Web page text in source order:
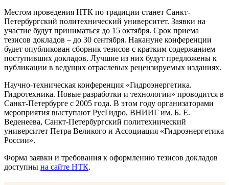
Местом проведения НТК по традиции станет Санкт-
Петербургский политехнический университет. Заявки на
участие будут приниматься до 15 октября. Срок приема
тезисов докладов – до 30 сентября. Накануне конференции
будет опуб­ликован сборник тезисов с кратким содержанием
поступивших докладов. Лучшие из них будут предложены к
публикации в ведущих отраслевых рецензируемых изданиях.
Научно-техническая конференция «Гидроэнергетика.
Гидротехника. Новые разработки и технологии» проводится в
Санкт-Петербурге с 2005 года. В этом году организаторами
мероприятия выступают РусГидро, ВНИИГ им. Б. Е.
Веденеева, Санкт-Петербургский политехнический
университет Петра Великого и Ассоциация «Гидроэнергетика
России».
Форма заявки и требования к оформлению тезисов докладов
доступны на сайте НТК.